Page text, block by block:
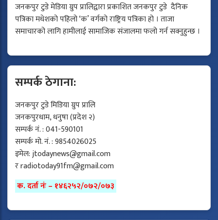
जनकपुर टुडे मेडिया ग्रुप प्रालिद्वारा प्रकाशित जनकपुर टुडे दैनिक
पत्रिका मधेशको पहिलो ‘क’ वर्गको राष्ट्रिय पत्रिका हो । ताजा
समाचारको लागि हामीलाई सामाजिक संजालमा फलो गर्न सक्नुहुन्छ ।
सम्पर्क ठेगाना:
जनकपुर टुडे मिडिया ग्रुप प्रालि
जनकपुरधाम, धनुषा (प्रदेश २)
सम्पर्क नं. : 041-590101
सम्पर्क मो. नं. : 9854026025
इमेल:jtodaynews@gmail.com
रradiotoday91fm@gmail.com
क. दर्ता नंः – १४६२५२/०७२/०७३